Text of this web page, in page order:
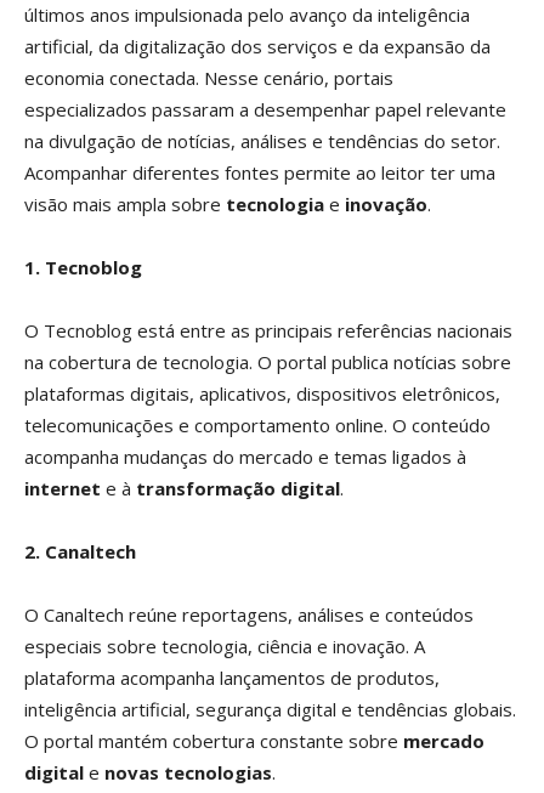
últimos anos impulsionada pelo avanço da inteligência
artificial, da digitalização dos serviços e da expansão da
economia conectada. Nesse cenário, portais
especializados passaram a desempenhar papel relevante
na divulgação de notícias, análises e tendências do setor.
Acompanhar diferentes fontes permite ao leitor ter uma
visão mais ampla sobre tecnologia e inovação.
1. Tecnoblog
O Tecnoblog está entre as principais referências nacionais
na cobertura de tecnologia. O portal publica notícias sobre
plataformas digitais, aplicativos, dispositivos eletrônicos,
telecomunicações e comportamento online. O conteúdo
acompanha mudanças do mercado e temas ligados à
internet e à transformação digital.
2. Canaltech
O Canaltech reúne reportagens, análises e conteúdos
especiais sobre tecnologia, ciência e inovação. A
plataforma acompanha lançamentos de produtos,
inteligência artificial, segurança digital e tendências globais.
O portal mantém cobertura constante sobre mercado
digital e novas tecnologias.